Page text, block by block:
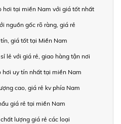
hơi tại miền Nam với giá tốt nhất
nguồn gốc rõ ràng, giá rẻ
giá tốt tại Miền Nam
lẻ với giá rẻ, giao hàng tận nơi
uy tín nhất tại miền Nam
cao, giá rẻ kv phía Nam
giá rẻ tại miền Nam
lượng giá rẻ các loại